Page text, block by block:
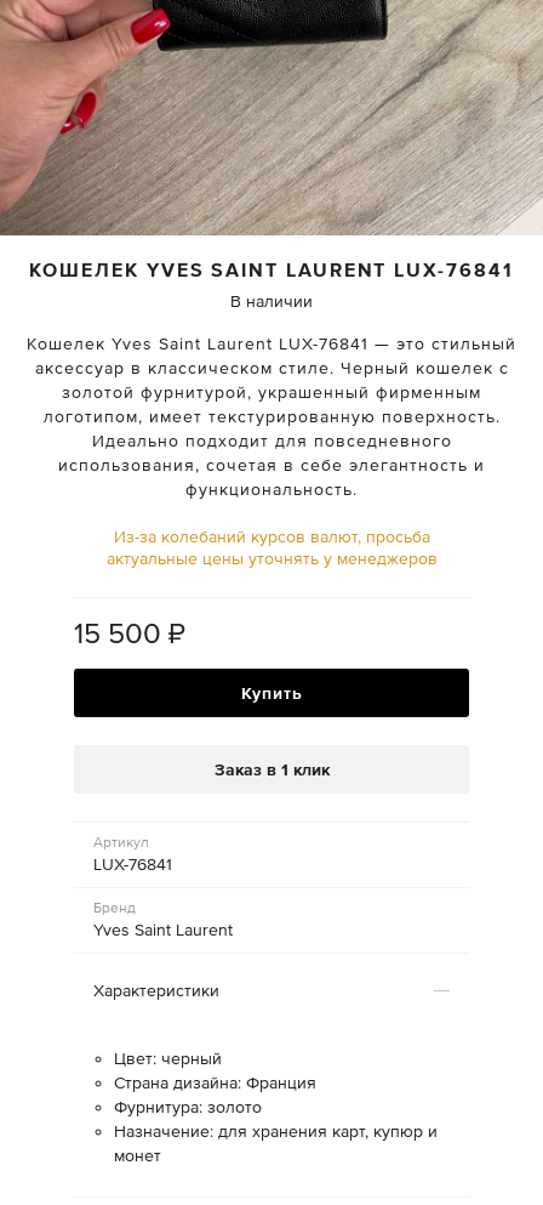
КОШЕЛЕК YVES SAINT LAURENT LUX-76841
В наличии
Кошелек Yves Saint Laurent LUX-76841 — это стильный
аксессуар в классическом стиле. Черный кошелек с
золотой фурнитурой, украшенный фирменным
логотипом, имеет текстурированную поверхность.
Идеально подходит для повседневного
использования, сочетая в себе элегантность и
функциональность.
Из-за колебаний курсов валют, просьба
актуальные цены уточнять у менеджеров
15 500 ₽
Купить
Заказ в 1 клик
Артикул
LUX-76841
Бренд
Yves Saint Laurent
Характеристики
Цвет: черный
Страна дизайна: Франция
Фурнитура: золото
Назначение: для хранения карт, купюр и
монет